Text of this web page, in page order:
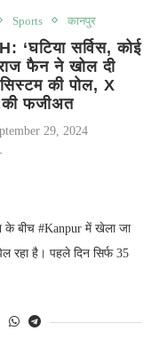
Sports कानपुर
सर्विस, कोई
फैन ने खोल दी
की पोल, X
की फजीअत
29, 2024
के बीच #Kanpur में खेला जा
रहा है। पहले दिन सिर्फ 35